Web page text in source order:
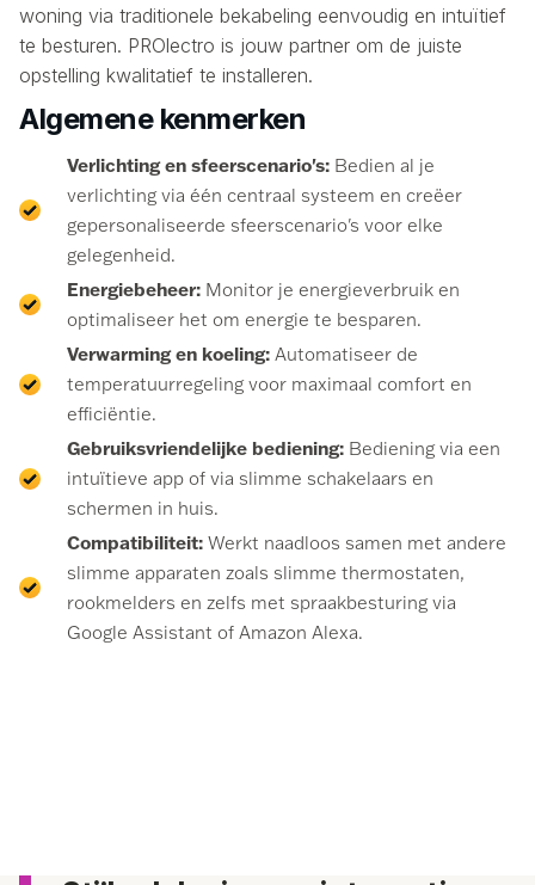
woning via traditionele bekabeling eenvoudig en intuïtief
te besturen. PROlectro is jouw partner om de juiste
opstelling kwalitatief te installeren.
Algemene kenmerken
Verlichting en sfeerscenario's: Bedien al je
verlichting via één centraal systeem en creëer
gepersonaliseerde sfeerscenario's voor elke
gelegenheid.
Energiebeheer: Monitor je energieverbruik en
optimaliseer het om energie te besparen.
Verwarming en koeling: Automatiseer de
temperatuurregeling voor maximaal comfort en
efficiëntie.
Gebruiksvriendelijke bediening: Bediening via een
intuïtieve app of via slimme schakelaars en
schermen in huis.
Compatibiliteit: Werkt naadloos samen met andere
slimme apparaten zoals slimme thermostaten,
rookmelders en zelfs met spraakbesturing via
Google Assistant of Amazon Alexa.